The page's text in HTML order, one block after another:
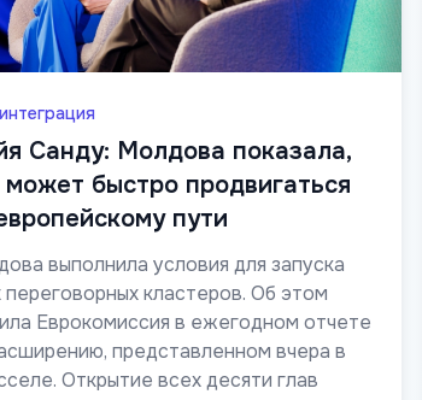
Санду: Молдова показала,
может быстро продвигаться
пути
выполнила условия для запуска
переговорных кластеров. Об этом
Еврокомиссия в ежегодном отчете
представленном вчера в
Открытие всех десяти глав